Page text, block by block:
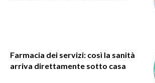
Farmacia dei servizi: così la sanità
arriva direttamente sotto casa